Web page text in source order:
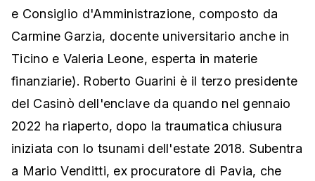
e Consiglio d'Amministrazione, composto da
Carmine Garzia, docente universitario anche in
Ticino e Valeria Leone, esperta in materie
finanziarie). Roberto Guarini è il terzo presidente
del Casinò dell'enclave da quando nel gennaio
2022 ha riaperto, dopo la traumatica chiusura
iniziata con lo tsunami dell'estate 2018. Subentra
a Mario Venditti, ex procuratore di Pavia, che